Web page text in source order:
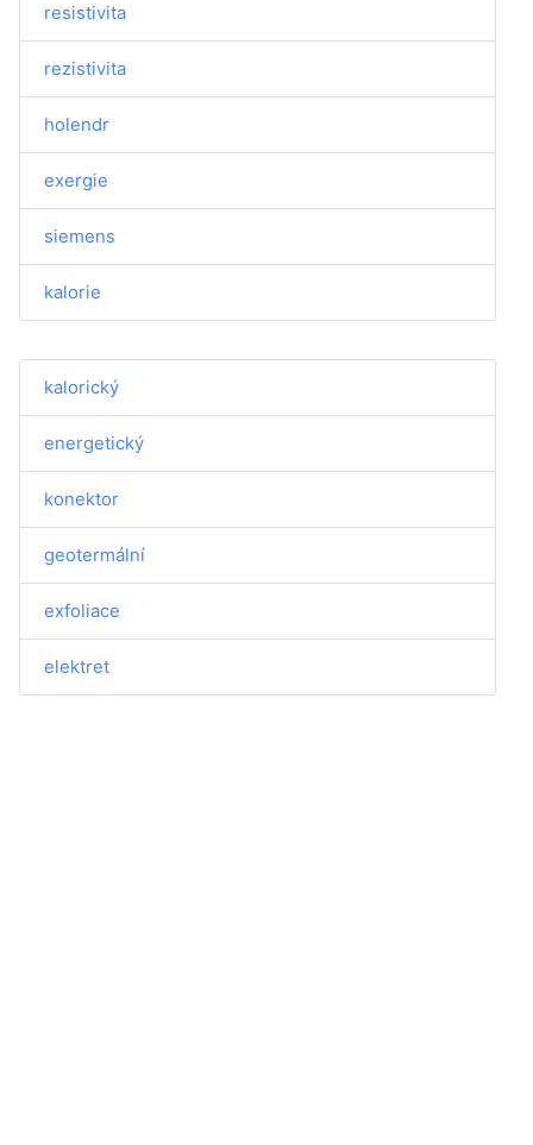
resistivita
rezistivita
holendr
exergie
siemens
kalorie
kalorický
energetický
konektor
geotermální
exfoliace
elektret